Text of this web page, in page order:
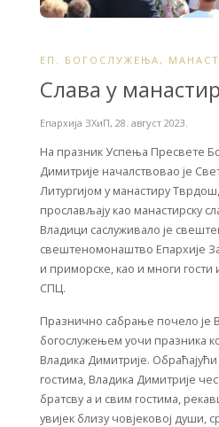
ЕП. БОГОСЛУЖЕЊА ,
Слава у
Епархија ЗХиП, 28. август 2023.
На празник Успења Пресвете
Димитрије началствовао је
Литургијом у манастиру
прослављају као манастирску
Владици саслуживало је
свештеномонаштво Епархије
и приморске, као и многи гости
СПЦ.
Празнично сабрање почело је
богослужењем уочи празника
Владика Димитрије.
гостима, Владика Димитрије
братсву а и свим гостима,
увијек близу човјековој души,